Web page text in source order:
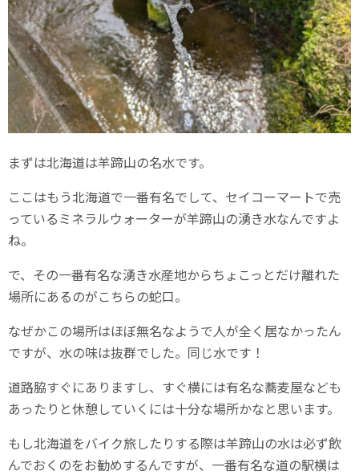
まずは北海道は羊蹄山の名水です。
ここはもう北海道で一番有名でして、セイコーマートで売
っているミネラルウォーターが羊蹄山の湧き水なんですよ
ね。
で、その一番有名な湧き水産地からちょこっとだけ離れた
場所にあるのがこちらの蛇口。
なぜかこの場所はほぼ無名なようで人が全く居なかったん
ですが、水の味は抜群でした。同じ水です！
道路脇すぐにありますし、すぐ横には有名な蕎麦屋なども
あったりと休憩していくには十分な場所かなと思います。
もし北海道をバイク旅したりする際は羊蹄山の水は必ず飲
んでおくのをお勧めするんですが、一番有名な道の駅横は